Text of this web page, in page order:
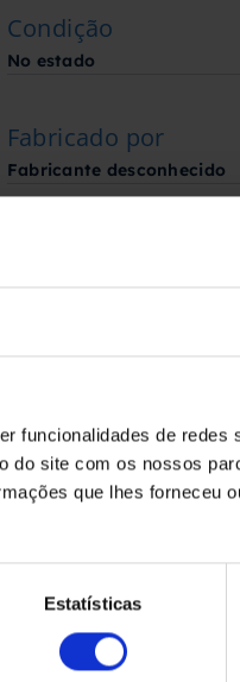
funcionalidades de redes
do site com os nossos
que lhes forneceu
Estatísticas
Condição
No estado
Fabricado por
Fabricante desconhecido